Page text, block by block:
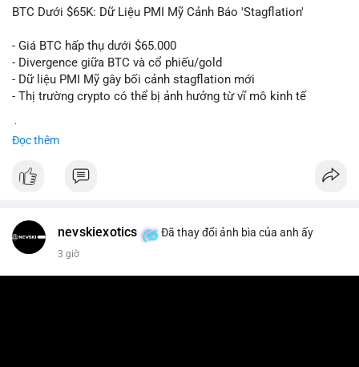
📰 Nguồn: Cointelegraph
BTC Dưới $65K: Dữ Liệu PMI Mỹ Cảnh Báo 'Stagflation'
- Giá BTC hấp thụ dưới $65.000
- Divergence giữa BTC và cổ phiếu/gold
- Dữ liệu PMI Mỹ gây bối cảnh stagflation mới
- Thị trường crypto có thể bị ảnh hưởng từ vĩ mô kinh tế
Đọc thêm
nevskiexotics Đã thay đổi ảnh bìa của anh ấy
3 giờ